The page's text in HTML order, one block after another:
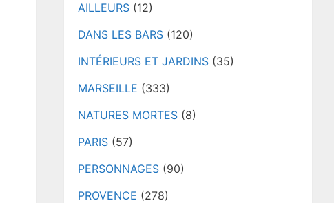
AILLEURS (12)
DANS LES BARS (120)
INTÉRIEURS ET JARDINS (35)
MARSEILLE (333)
NATURES MORTES (8)
PARIS (57)
PERSONNAGES (90)
PROVENCE (278)